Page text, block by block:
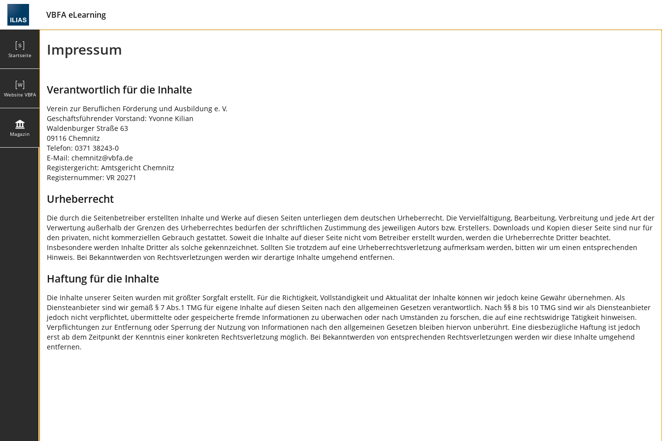
VBFA eLearning
Startseite
Website VBFA
Magazin
Impressum
Verantwortlich für die Inhalte
Verein zur Beruflichen Förderung und Ausbildung e. V.
Geschäftsführender Vorstand: Yvonne Kilian
Waldenburger Straße 63
09116 Chemnitz
Telefon: 0371 38243-0
E-Mail: chemnitz@vbfa.de
Registergericht: Amtsgericht Chemnitz
Registernummer: VR 20271
Urheberrecht
Die durch die Seitenbetreiber erstellten Inhalte und Werke auf diesen Seiten unterliegen dem deutschen Urheberrecht. Die Vervielfältigung, Bearbeitung, Verbreitung und jede Art der
Verwertung außerhalb der Grenzen des Urheberrechtes bedürfen der schriftlichen Zustimmung des jeweiligen Autors bzw. Erstellers. Downloads und Kopien dieser Seite sind nur für
den privaten, nicht kommerziellen Gebrauch gestattet. Soweit die Inhalte auf dieser Seite nicht vom Betreiber erstellt wurden, werden die Urheberrechte Dritter beachtet.
Insbesondere werden Inhalte Dritter als solche gekennzeichnet. Sollten Sie trotzdem auf eine Urheberrechtsverletzung aufmerksam werden, bitten wir um einen entsprechenden
Hinweis. Bei Bekanntwerden von Rechtsverletzungen werden wir derartige Inhalte umgehend entfernen.
Haftung für die Inhalte
Die Inhalte unserer Seiten wurden mit größter Sorgfalt erstellt. Für die Richtigkeit, Vollständigkeit und Aktualität der Inhalte können wir jedoch keine Gewähr übernehmen. Als
Diensteanbieter sind wir gemäß § 7 Abs.1 TMG für eigene Inhalte auf diesen Seiten nach den allgemeinen Gesetzen verantwortlich. Nach §§ 8 bis 10 TMG sind wir als Diensteanbieter
jedoch nicht verpflichtet, übermittelte oder gespeicherte fremde Informationen zu überwachen oder nach Umständen zu forschen, die auf eine rechtswidrige Tätigkeit hinweisen.
Verpflichtungen zur Entfernung oder Sperrung der Nutzung von Informationen nach den allgemeinen Gesetzen bleiben hiervon unberührt. Eine diesbezügliche Haftung ist jedoch
erst ab dem Zeitpunkt der Kenntnis einer konkreten Rechtsverletzung möglich. Bei Bekanntwerden von entsprechenden Rechtsverletzungen werden wir diese Inhalte umgehend
entfernen.